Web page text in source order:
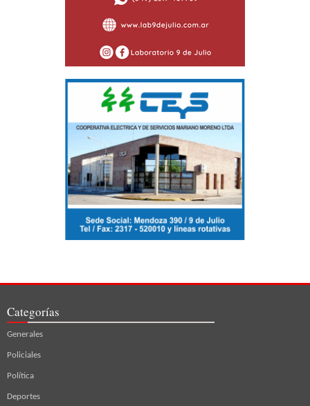
Categorías
Generales
Policiales
Política
Deportes